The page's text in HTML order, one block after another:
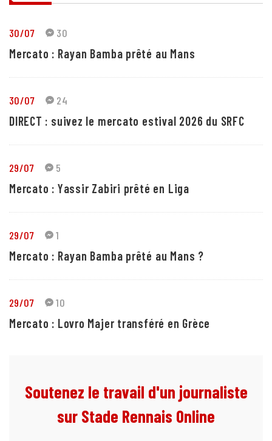
30/07 30
Mercato : Rayan Bamba prêté au Mans
30/07 24
DIRECT : suivez le mercato estival 2026 du SRFC
29/07 5
Mercato : Yassir Zabiri prêté en Liga
29/07 1
Mercato : Rayan Bamba prêté au Mans ?
29/07 10
Mercato : Lovro Majer transféré en Grèce
Soutenez le travail d'un journaliste
sur Stade Rennais Online